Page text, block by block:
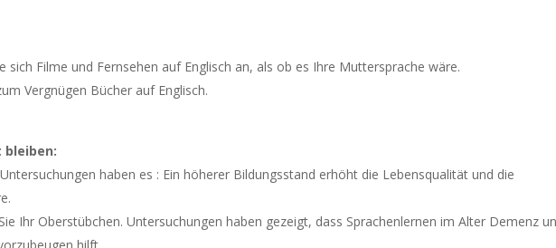
sich Filme und Fernsehen auf Englisch an, als ob es Ihre Muttersprache wäre.
Vergnügen Bücher auf Englisch.
haben es : Ein höherer Bildungsstand erhöht die Lebensqualität und die
Ihr Oberstübchen. Untersuchungen haben gezeigt, dass Sprachenlernen im Alter Demenz